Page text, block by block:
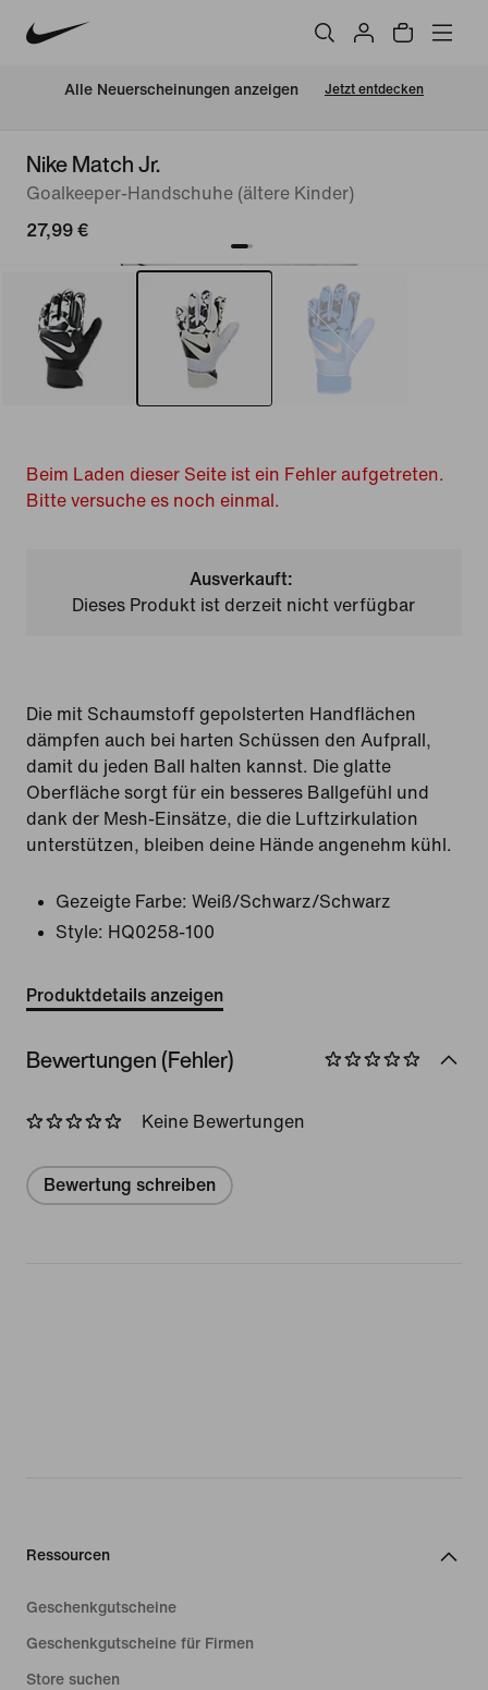
Alle Neuerscheinungen anzeigen Jetzt entdecken
Nike Match Jr.
Goalkeeper-Handschuhe (ältere Kinder)
27,99 €
Beim Laden dieser Seite ist ein Fehler aufgetreten.
Bitte versuche es noch einmal.
Ausverkauft:
Dieses Produkt ist derzeit nicht verfügbar
Die mit Schaumstoff gepolsterten Handflächen
dämpfen auch bei harten Schüssen den Aufprall,
damit du jeden Ball halten kannst. Die glatte
Oberfläche sorgt für ein besseres Ballgefühl und
dank der Mesh-Einsätze, die die Luftzirkulation
unterstützen, bleiben deine Hände angenehm kühl.
Gezeigte Farbe: Weiß/Schwarz/Schwarz
Style: HQ0258-100
Produktdetails anzeigen
Bewertungen (Fehler)
Keine Bewertungen
Bewertung schreiben
Ressourcen
Geschenkgutscheine
Geschenkgutscheine für Firmen
Store suchen